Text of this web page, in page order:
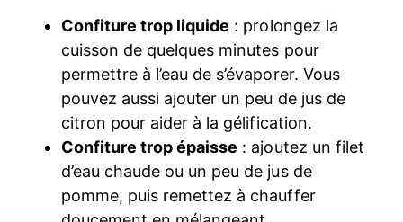
Confiture trop liquide : prolongez la
cuisson de quelques minutes pour
permettre à l’eau de s’évaporer. Vous
pouvez aussi ajouter un peu de jus de
citron pour aider à la gélification.
Confiture trop épaisse : ajoutez un filet
d’eau chaude ou un peu de jus de
pomme, puis remettez à chauffer